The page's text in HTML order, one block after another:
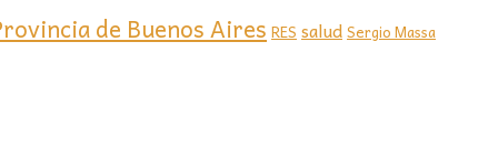
de Buenos Aires RES saludSergio Massa